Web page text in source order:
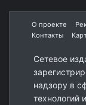
О проекте
Контакты
Сетевое
надзору в
технологий